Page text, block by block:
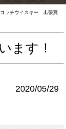
ッチウイスキー 出張買
ます！
2020/05/29